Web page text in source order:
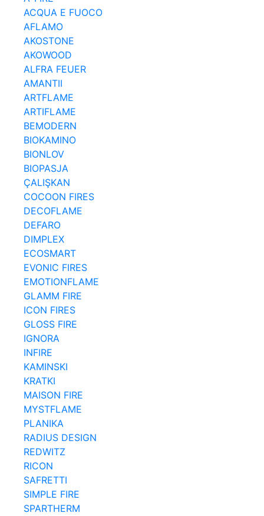
ACQUA E FUOCO
AFLAMO
AKOSTONE
AKOWOOD
ALFRA FEUER
AMANTII
ARTFLAME
ARTIFLAME
BEMODERN
BIOKAMINO
BIONLOV
BIOPASJA
ÇALIŞKAN
COCOON FIRES
DECOFLAME
DEFARO
DIMPLEX
ECOSMART
EVONIC FIRES
EMOTIONFLAME
GLAMM FIRE
ICON FIRES
GLOSS FIRE
IGNORA
INFIRE
KAMINSKI
KRATKI
MAISON FIRE
MYSTFLAME
PLANIKA
RADIUS DESIGN
REDWITZ
RICON
SAFRETTI
SIMPLE FIRE
SPARTHERM